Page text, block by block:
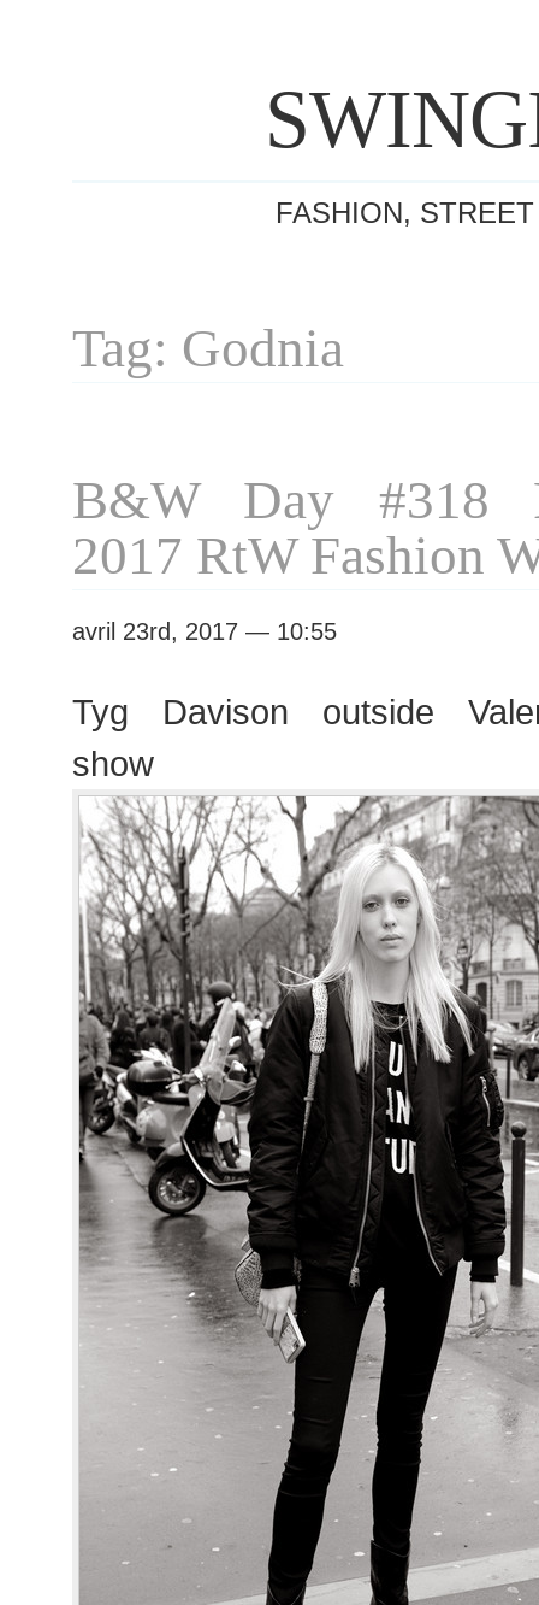
FASHION,
Tag: Godnia
B&W Day #318
2017 RtW Fashion
avril 23rd, 2017 — 10:55
Tyg Davison outside
show